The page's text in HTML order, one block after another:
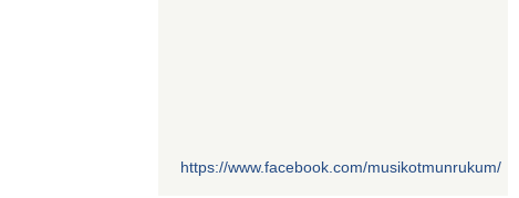
https://www.facebook.com/musikotmunrukum/